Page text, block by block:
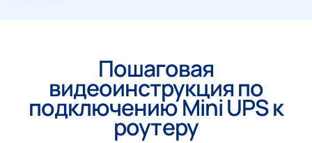
Пошаговая
видеоинструкция по
подключению Mini UPS к
роутеру